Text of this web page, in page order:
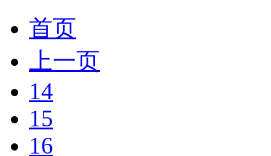
首页
上一页
14
15
16